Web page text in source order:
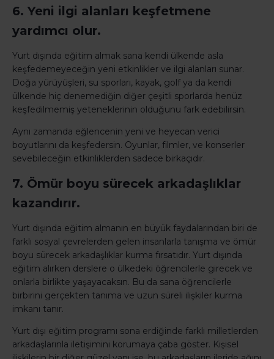
6. Yeni ilgi alanları keşfetmene
yardımcı olur.
Yurt dışında eğitim almak sana kendi ülkende asla
keşfedemeyeceğin yeni etkinlikler ve ilgi alanları sunar.
Doğa yürüyüşleri, su sporları, kayak, golf ya da kendi
ülkende hiç denemediğin diğer çeşitli sporlarda henüz
keşfedilmemiş yeteneklerinin olduğunu fark edebilirsin.
Aynı zamanda eğlencenin yeni ve heyecan verici
boyutlarını da keşfedersin. Oyunlar, filmler, ve konserler
sevebileceğin etkinliklerden sadece birkaçıdır.
7. Ömür boyu sürecek arkadaşlıklar
kazandırır.
Yurt dışında eğitim almanın en büyük faydalarından biri de
farklı sosyal çevrelerden gelen insanlarla tanışma ve ömür
boyu sürecek arkadaşlıklar kurma fırsatıdır. Yurt dışında
eğitim alırken derslere o ülkedeki öğrencilerle girecek ve
onlarla birlikte yaşayacaksın. Bu da sana öğrencilerle
birbirini gerçekten tanıma ve uzun süreli ilişkiler kurma
imkanı tanır.
Yurt dışı eğitim programı sona erdiğinde farklı milletlerden
arkadaşlarınla iletişimini korumaya çaba göster. Kişisel